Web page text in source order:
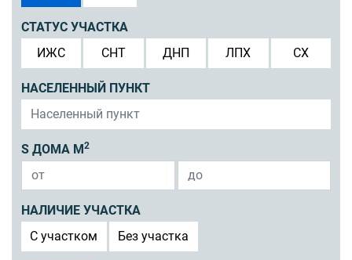
СТАТУС УЧАСТКА
ИЖС
СНТ ДНП ЛПХ СХ
НАСЕЛЕННЫЙ ПУНКТ
S ДОМА М 2
НАЛИЧИЕ УЧАСТКА
C участком
Без участка